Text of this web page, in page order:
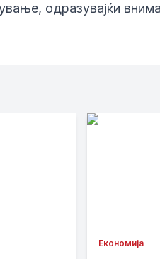
одразувајќи
Економија